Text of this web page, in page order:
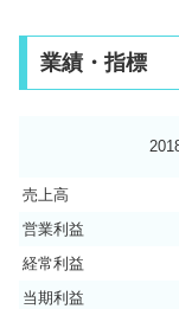
業績・指標
売上高
営業利益
経常利益
当期利益